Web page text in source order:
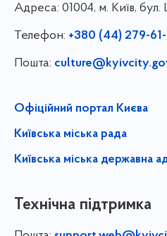
Адреса: 01004, м. Київ,
Телефон: +380 (44) 279-
Пошта:
Офіційний портал Києва
Київська міська рада
Київська міська державна
Технічна підтримка